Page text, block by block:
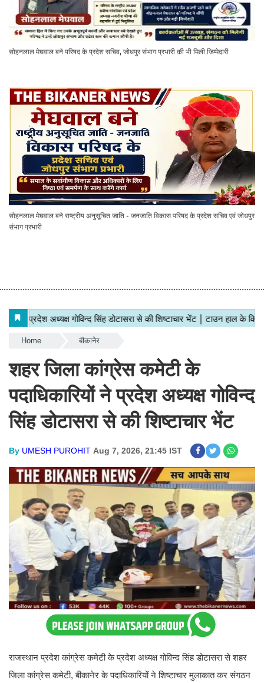
सोहनलाल मेघवाल बने परिषद के प्रदेश सचिव, जोधपुर संभाग प्रभारी की भी मिली जिम्मेदारी
सोहनलाल मेघवाल बने राष्ट्रीय अनुसूचित जाति - जनजाति विकास परिषद के प्रदेश सचिव एवं जोधपुर
संभाग प्रभारी
Home बीकानेर
शहर जिला कांग्रेस कमेटी के
पदाधिकारियों ने प्रदेश अध्यक्ष गोविन्द
सिंह डोटासरा से की शिष्टाचार भेंट
By UMESH PUROHIT Aug 7, 2026, 21:45 IST
राजस्थान प्रदेश कांग्रेस कमेटी के प्रदेश अध्यक्ष गोविन्द सिंह डोटासरा से शहर
जिला कांग्रेस कमेटी, बीकानेर के पदाधिकारियों ने शिष्टाचार मुलाकात कर संगठन